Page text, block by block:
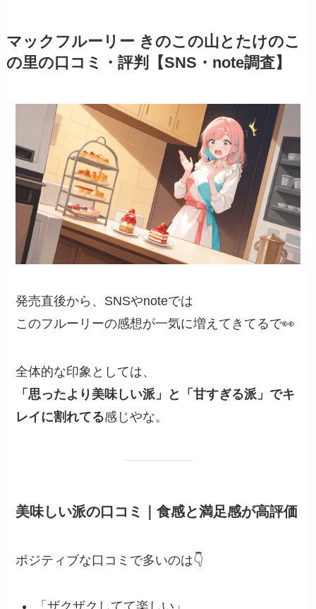
マックフルーリー きのこの山とたけのこ
の里の口コミ・評判【SNS・note調査】
発売直後から、SNSやnoteでは
このフルーリーの感想が一気に増えてきてるで👀
全体的な印象としては、
「思ったより美味しい派」と「甘すぎる派」でキ
レイに割れてる感じやな。
美味しい派の口コミ｜食感と満足感が高評価
ポジティブな口コミで多いのは👇
「ザクザクしてて楽しい」